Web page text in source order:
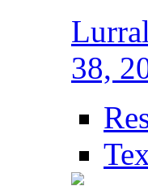
38,